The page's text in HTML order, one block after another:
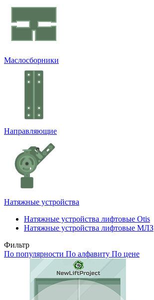
Маслосборники
Направляющие
Натяжные устройства
Натяжные устройства лифтовые Otis
Натяжные устройства лифтовые МЛЗ
Фильтр
По популярности По алфавиту По цене